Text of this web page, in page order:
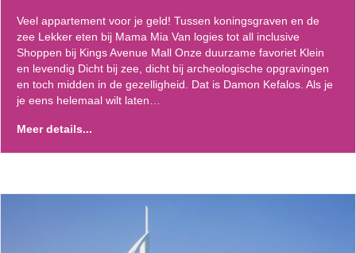
Veel appartement voor je geld! Tussen koningsgraven en de
zee Lekker eten bij Mama Mia Van logies tot all inclusive
Shoppen bij Kings Avenue Mall Onze duurzame favoriet Klein
en levendig Dicht bij zee, dicht bij archeologische opgravingen
en toch midden in de gezelligheid. Dat is Damon Kefalos. Als je
je eens helemaal wilt laten…
Meer details...